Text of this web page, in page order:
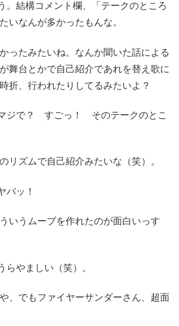
。結構コメント欄、「テークのところ
いなんが多かったもんな。
ったみたいね。なんか聞いた話による
舞台とかで自己紹介であれを替え歌に
折、行われたりしてるみたいよ？
マジで？ すごっ！ そのテークのとこ
リズムで自己紹介みたいな（笑）。
バッ！
いうムーブを作れたのが面白いっす
らやましい（笑）。
、でもファイヤーサンダーさん、超面